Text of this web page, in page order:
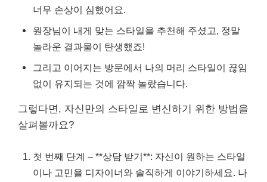
너무 손상이 심했어요.
원장님이 내게 맞는 스타일을 추천해 주셨고, 정말
놀라운 결과물이 탄생했죠!
그리고 이어지는 방문에서 나의 머리 스타일이 끊임
없이 유지되는 것에 깜짝 놀랐습니다.
그렇다면, 자신만의 스타일로 변신하기 위한 방법을
살펴볼까요?
첫 번째 단계 – **상담 받기**: 자신이 원하는 스타일
이나 고민을 디자이너와 솔직하게 이야기하세요. 나